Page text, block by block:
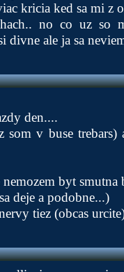
kricia ked sa mi z
no co uz so
divne ale ja sa
den....
som v buse
byt smutna
deje a podobne...)
tiez (obcas